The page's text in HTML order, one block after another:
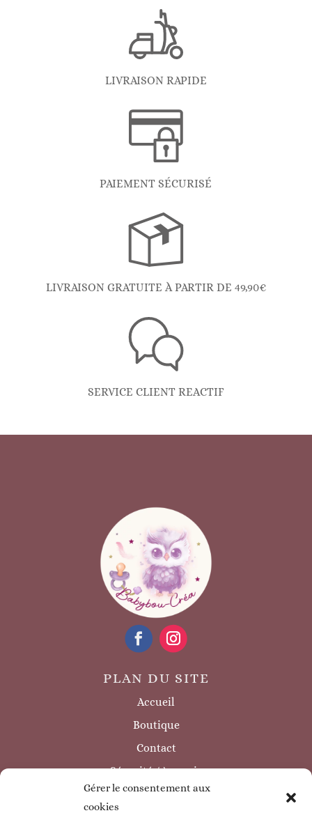
Gérer le consentement aux
cookies
LIVRAISON RAPIDE
PAIEMENT SÉCURISÉ
LIVRAISON GRATUITE À PARTIR DE 49,90€
SERVICE CLIENT REACTIF
PLAN DU SITE
Accueil
Boutique
Contact
Sécurité / à savoir
INFORMATIONS LÉGALES